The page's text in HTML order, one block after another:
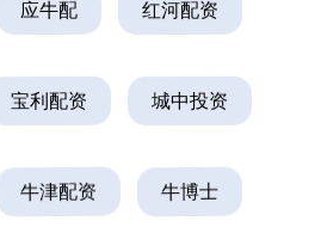
应牛配 红河配资
宝利配资 城中投资
牛津配资 牛博士